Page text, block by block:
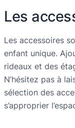
Les
Les accessoires
enfant unique.
rideaux et des
N’hésitez pas à
sélection des
s’approprier